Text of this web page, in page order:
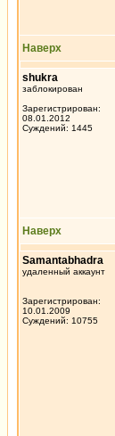
Наверх
shukra
заблокирован
Зарегистрирован:
08.01.2012
Суждений: 1445
Наверх
Samantabhadra
удаленный аккаунт
Зарегистрирован:
10.01.2009
Суждений: 10755